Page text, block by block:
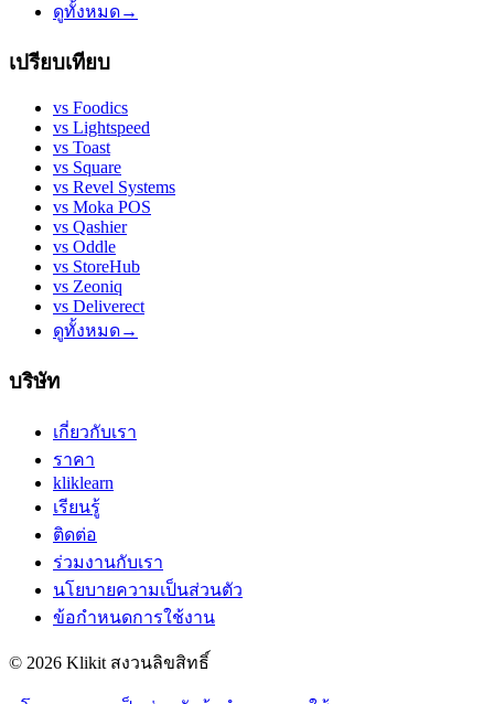
ดูทั้งหมด→
เปรียบเทียบ
vs Foodics
vs Lightspeed
vs Toast
vs Square
vs Revel Systems
vs Moka POS
vs Qashier
vs Oddle
vs StoreHub
vs Zeoniq
vs Deliverect
ดูทั้งหมด→
บริษัท
เกี่ยวกับเรา
ราคา
kliklearn
เรียนรู้
ติดต่อ
ร่วมงานกับเรา
นโยบายความเป็นส่วนตัว
ข้อกำหนดการใช้งาน
© 2026 Klikit สงวนลิขสิทธิ์